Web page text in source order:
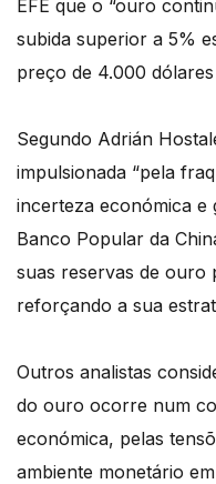
EFE que o “ouro
subida superior a 5%
preço de 4.000 dólares
Segundo Adrián
impulsionada “pela
incerteza económica e
Banco Popular da
suas reservas de ouro
reforçando a sua
Outros analistas
do ouro ocorre num
económica, pelas
ambiente monetário